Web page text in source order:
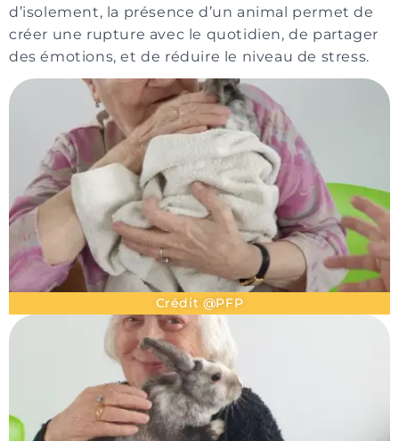
d’isolement, la présence d’un animal permet de
créer une rupture avec le quotidien, de partager
des émotions, et de réduire le niveau de stress.
Crédit @PFP